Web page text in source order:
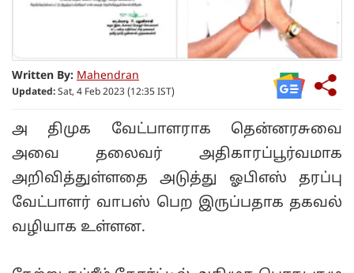
Written By: Mahendran
Updated: Sat, 4 Feb 2023 (12:35 IST)
அ
திமுக வேட்பாளராக தென்னரசுவை
அவை தலைவர் அதிகாரப்பூர்வமாக
அறிவித்துள்ளதை அடுத்து ஓபிஎஸ் தரப்பு
வேட்பாளர் வாபஸ் பெற இருப்பதாக தகவல்
வழியாக உள்ளன.